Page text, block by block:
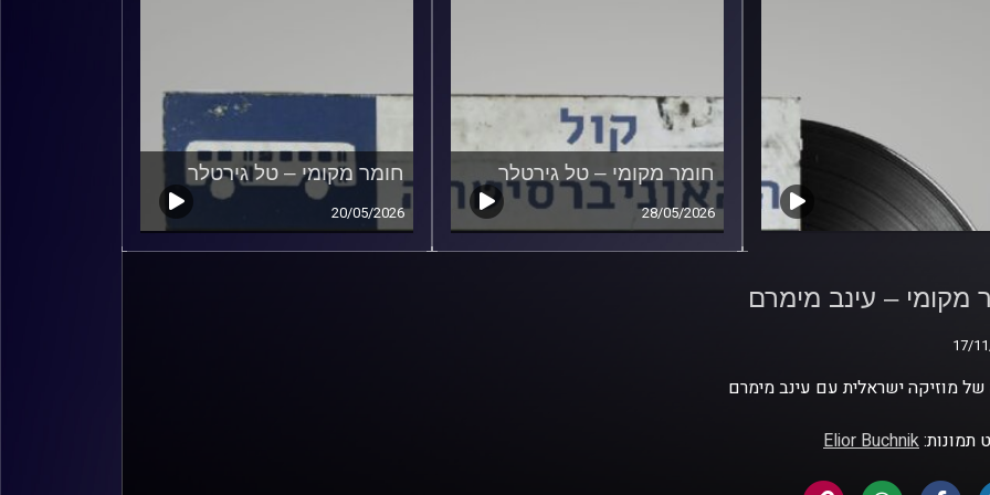
17/
חומר מקומי – טל גירטלר
28/05/2026
חומר מקומי – טל גירטלר
20/05/2026
מקומי – עינב מימרם
17/
מוזיקה ישראלית עם עינב מימרם
תמונות:Elior Buchnik